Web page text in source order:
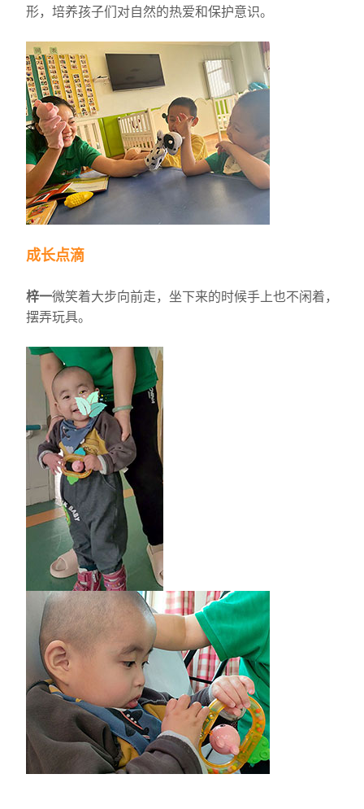
形，培养孩子们对自然的热爱和保护意识。
成长点滴
梓一微笑着大步向前走，坐下来的时候手上也不闲着，
摆弄玩具。